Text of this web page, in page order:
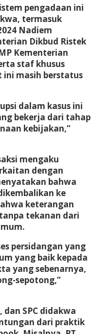
pengadaan ini
termasuk
Nadiem
Dikbud Ristek
Kementerian
staf khusus
ini masih berstatus
dalam kasus ini
bekerja dari tahap
kebijakan,”
mengaku
dengan
bahwa
ke
keterangan
tekanan dari
persidangan yang
yang baik kepada
yang sebenarnya,
sepotong,”
SPC didakwa
dari praktik